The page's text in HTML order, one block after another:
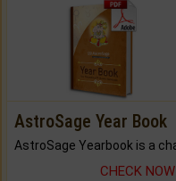
AstroSage Year Book
CHECK NOW